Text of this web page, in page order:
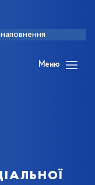
Меню